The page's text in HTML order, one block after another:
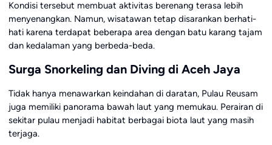
Kondisi tersebut membuat aktivitas berenang terasa lebih
menyenangkan. Namun, wisatawan tetap disarankan berhati-
hati karena terdapat beberapa area dengan batu karang tajam
dan kedalaman yang berbeda-beda.
Surga Snorkeling dan Diving di Aceh Jaya
Tidak hanya menawarkan keindahan di daratan, Pulau Reusam
juga memiliki panorama bawah laut yang memukau. Perairan di
sekitar pulau menjadi habitat berbagai biota laut yang masih
terjaga.